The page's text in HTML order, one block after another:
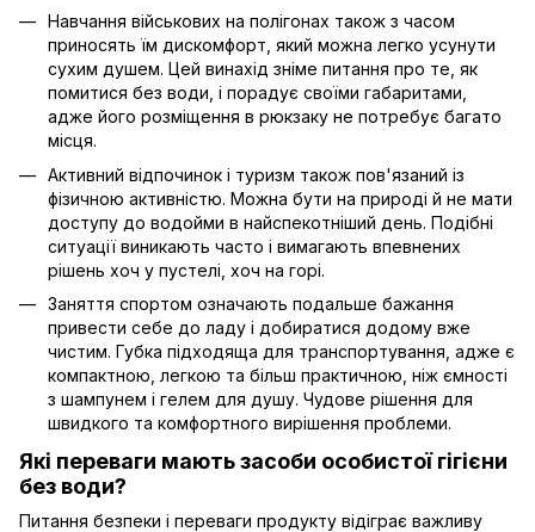
Навчання військових на полігонах також з часом
приносять їм дискомфорт, який можна легко усунути
сухим душем. Цей винахід зніме питання про те, як
помитися без води, і порадує своїми габаритами,
адже його розміщення в рюкзаку не потребує багато
місця.
Активний відпочинок і туризм також пов'язаний із
фізичною активністю. Можна бути на природі й не мати
доступу до водойми в найспекотніший день. Подібні
ситуації виникають часто і вимагають впевнених
рішень хоч у пустелі, хоч на горі.
Заняття спортом означають подальше бажання
привести себе до ладу і добиратися додому вже
чистим. Губка підходяща для транспортування, адже є
компактною, легкою та більш практичною, ніж ємності
з шампунем і гелем для душу. Чудове рішення для
швидкого та комфортного вирішення проблеми.
Які переваги мають засоби особистої гігієни
без води?
Питання безпеки і переваги продукту відіграє важливу